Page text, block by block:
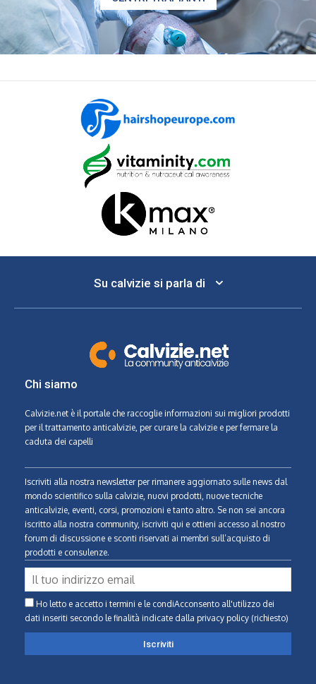
Su calvizie si parla di
Chi siamo
Calvizie.net è il portale che raccoglie informazioni sui migliori prodotti
per il trattamento anticalvizie, per curare la calvizie e per fermare la
caduta dei capelli
Iscriviti alla nostra newsletter per rimanere aggiornato sulle news dal
mondo scientifico sulla calvizie, nuovi prodotti, nuove tecniche
anticalvizie, eventi, corsi, promozioni e tanto altro. Se non sei ancora
iscritto alla nostra community, iscriviti qui e ottieni accesso al nostro
forum di discussione e sconti riservati ai membri sull’acquisto di
prodotti e consulenze.
Ho letto e accetto i termini e le condiAcconsento all'utilizzo dei
dati inseriti secondo le finalità indicate dalla privacy policy (richiesto)